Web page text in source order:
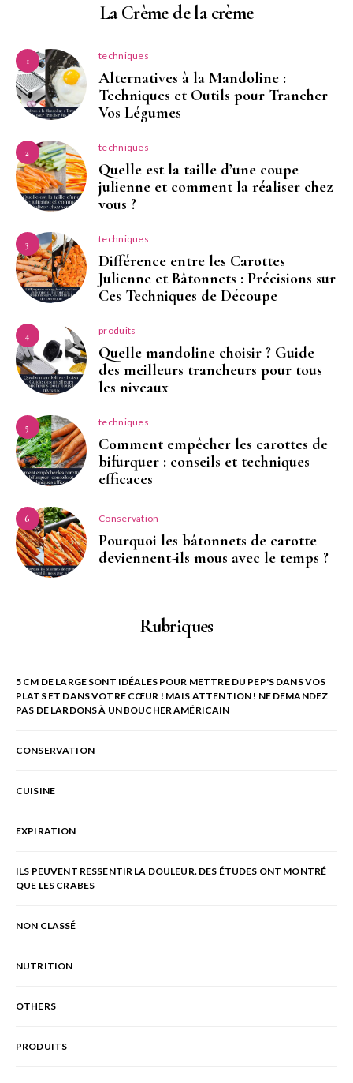
La Crème de la crème
1 techniques
Alternatives à la Mandoline :
Techniques et Outils pour Trancher
Vos Légumes
2 techniques
Quelle est la taille d’une coupe
julienne et comment la réaliser chez
vous ?
3 techniques
Différence entre les Carottes
Julienne et Bâtonnets : Précisions sur
Ces Techniques de Découpe
4 produits
Quelle mandoline choisir ? Guide
des meilleurs trancheurs pour tous
les niveaux
5 techniques
Comment empêcher les carottes de
bifurquer : conseils et techniques
efficaces
6 Conservation
Pourquoi les bâtonnets de carotte
deviennent-ils mous avec le temps ?
Rubriques
5 CM DE LARGE SONT IDÉALES POUR METTRE DU PEP'S DANS VOS
PLATS ET DANS VOTRE CŒUR ! MAIS ATTENTION ! NE DEMANDEZ
PAS DE LARDONS À UN BOUCHER AMÉRICAIN
CONSERVATION
CUISINE
EXPIRATION
ILS PEUVENT RESSENTIR LA DOULEUR. DES ÉTUDES ONT MONTRÉ
QUE LES CRABES
NON CLASSÉ
NUTRITION
OTHERS
PRODUITS